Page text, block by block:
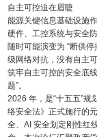
自主可控迫在眉睫
能源关键信息基础设施
硬件、工控系统与安全
随时可能演变为 “断供
级网络对抗，没有自主
筑牢自主可控的安全底
题”。
2026 年，是“十五五”规
络安全法》正式施行的
全、AI 安全划定刚性红